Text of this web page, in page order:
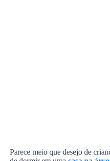
Parece meio que desejo de